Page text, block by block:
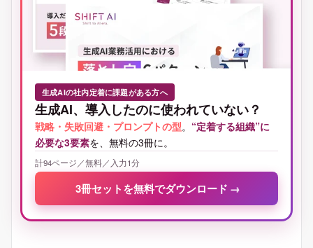
生成AIの社内定着に課題がある方へ
生成AI、導入したのに使われていない？
戦略・失敗回避・プロンプトの型。 “定着する組織”に
必要な3要素を、無料の3冊に。
計94ページ／無料／入力1分
3冊セットを無料でダウンロード →